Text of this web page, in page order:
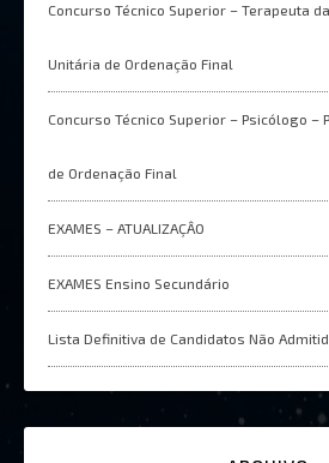
Concurso Técnico Superior – Terapeuta
Unitária de Ordenação Final
Concurso Técnico Superior – Psicólogo –
de Ordenação Final
EXAMES – ATUALIZAÇÂO
EXAMES Ensino Secundário
Lista Definitiva de Candidatos Não